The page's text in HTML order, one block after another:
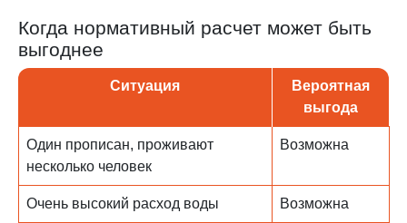
Когда нормативный расчет может быть
выгоднее
Ситуация
Вероятная
выгода
Один прописан, проживают
несколько человек
Возможна
Очень высокий расход воды Возможна